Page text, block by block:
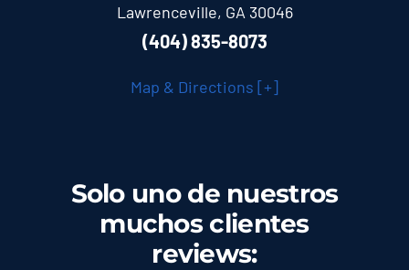
Lawrenceville, GA 30046
(404) 835-8073
Map & Directions [+]
Solo uno de nuestros
muchos clientes
reviews: